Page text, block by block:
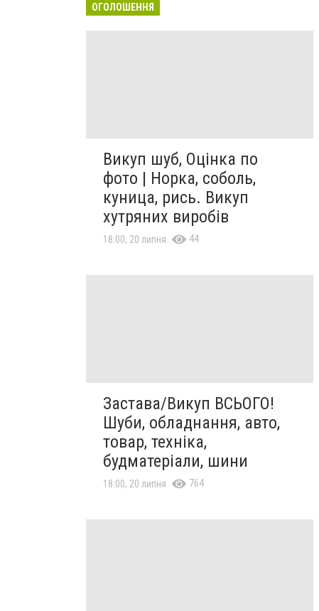
ОГОЛОШЕННЯ
Викуп шуб, Оцінка по
фото | Норка, соболь,
куница, рись. Викуп
хутряних виробів
18:00, 20 липня 44
Застава/Викуп ВСЬОГО!
Шуби, обладнання, авто,
товар, техніка,
будматеріали, шини
18:00, 20 липня 764